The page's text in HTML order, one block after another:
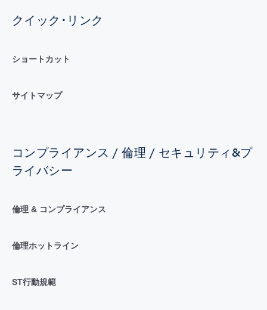
クイック･リンク
ショートカット
サイトマップ
コンプライアンス / 倫理 / セキュリティ&プ
ライバシー
倫理 & コンプライアンス
倫理ホットライン
ST行動規範